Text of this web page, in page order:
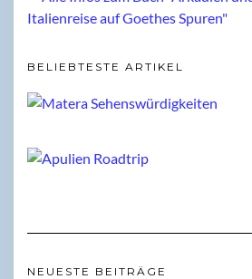
BELIEBTESTE ARTIKEL
NEUESTE BEITRÄGE